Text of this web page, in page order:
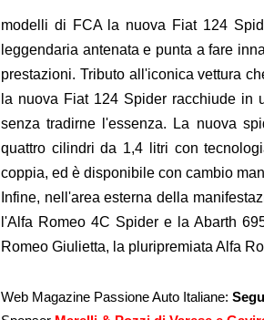
modelli di FCA la nuova Fiat 124
leggendaria antenata e punta a fare
prestazioni. Tributo all'iconica vettura
la nuova Fiat 124 Spider racchiude in
senza tradirne l'essenza. La nuova
quattro cilindri da 1,4 litri con
coppia, ed è disponibile con cambio
Infine, nell'area esterna della
l'Alfa Romeo 4C Spider e la Abarth
Romeo Giulietta, la pluripremiata Alfa
Web Magazine Passione Auto Italiane: